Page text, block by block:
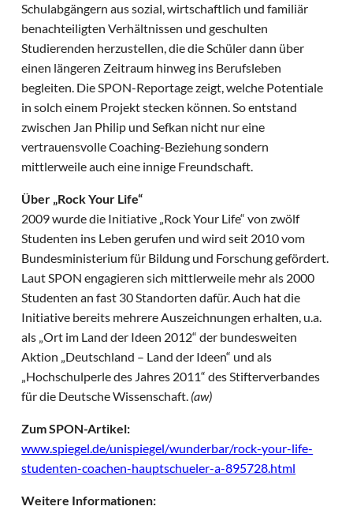
Schulabgängern aus sozial, wirtschaftlich und familiär
benachteiligten Verhältnissen und geschulten
Studierenden herzustellen, die die Schüler dann über
einen längeren Zeitraum hinweg ins Berufsleben
begleiten. Die SPON-Reportage zeigt, welche Potentiale
in solch einem Projekt stecken können. So entstand
zwischen Jan Philip und Sefkan nicht nur eine
vertrauensvolle Coaching-Beziehung sondern
mittlerweile auch eine innige Freundschaft.
Über „Rock Your Life“
2009 wurde die Initiative „Rock Your Life“ von zwölf
Studenten ins Leben gerufen und wird seit 2010 vom
Bundesministerium für Bildung und Forschung gefördert.
Laut SPON engagieren sich mittlerweile mehr als 2000
Studenten an fast 30 Standorten dafür. Auch hat die
Initiative bereits mehrere Auszeichnungen erhalten, u.a.
als „Ort im Land der Ideen 2012“ der bundesweiten
Aktion „Deutschland – Land der Ideen“ und als
„Hochschulperle des Jahres 2011“ des Stifterverbandes
für die Deutsche Wissenschaft. (aw)
Zum SPON-Artikel:
www.spiegel.de/unispiegel/wunderbar/rock-your-life-
studenten-coachen-hauptschueler-a-895728.html
Weitere Informationen: